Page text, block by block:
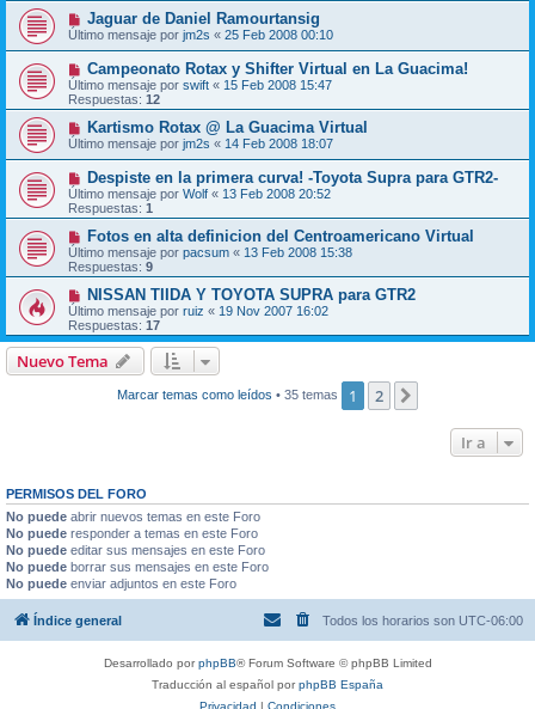
Jaguar de Daniel Ramourtansig
Último mensaje por jm2s « 25 Feb 2008 00:10
Campeonato Rotax y Shifter Virtual en La Guacima!
Último mensaje por swift « 15 Feb 2008 15:47
Respuestas: 12
Kartismo Rotax @ La Guacima Virtual
Último mensaje por jm2s « 14 Feb 2008 18:07
Despiste en la primera curva! -Toyota Supra para GTR2-
Último mensaje por Wolf « 13 Feb 2008 20:52
Respuestas: 1
Fotos en alta definicion del Centroamericano Virtual
Último mensaje por pacsum « 13 Feb 2008 15:38
Respuestas: 9
NISSAN TIIDA Y TOYOTA SUPRA para GTR2
Último mensaje por ruiz « 19 Nov 2007 16:02
Respuestas: 17
Nuevo Tema
Marcar temas como leídos • 35 temas 1 2
Ir a
PERMISOS DEL FORO
No puede abrir nuevos temas en este Foro
No puede responder a temas en este Foro
No puede editar sus mensajes en este Foro
No puede borrar sus mensajes en este Foro
No puede enviar adjuntos en este Foro
Índice general Todos los horarios son UTC-06:00
Desarrollado porphpBB® Forum Software © phpBB Limited
Traducción al español porphpBB España
Privacidad | Condiciones